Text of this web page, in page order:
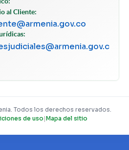
al Cliente:
Todos los derechos reservados.
de uso |Mapa del sitio